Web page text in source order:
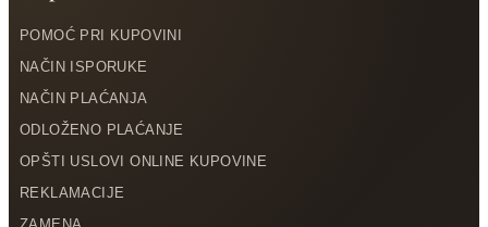
POMOĆ PRI KUPOVINI
NAČIN ISPORUKE
NAČIN PLAĆANJA
ODLOŽENO PLAĆANJE
OPŠTI USLOVI ONLINE KUPOVINE
REKLAMACIJE